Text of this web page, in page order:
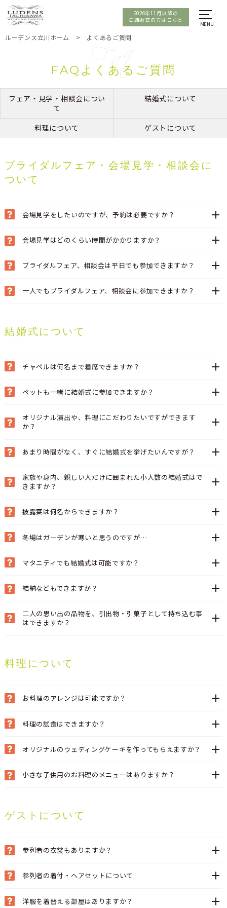
2026年11月以降の
ご結婚式の方はこちら
ルーデンス立川ホーム > よくあるご質問
FAQよくあるご質問
フェア・見学・相談会につい
て
結婚式について
料理について ゲストについて
ブライダルフェア・会場見学・相談会に
ついて
会場見学をしたいのですが、予約は必要ですか？
会場見学はどのくらい時間がかかりますか？
ブライダルフェア、相談会は平日でも参加できますか？
一人でもブライダルフェア、相談会に参加できますか？
結婚式について
チャペルは何名まで着席できますか？
ペットも一緒に結婚式に参加できますか？
オリジナル演出や、料理にこだわりたいですができます
か？
あまり時間がなく、すぐに結婚式を挙げたいんですが？
家族や身内、親しい人だけに囲まれた小人数の結婚式はで
きますか？
披露宴は何名からできますか？
冬場はガーデンが寒いと思うのですが…
マタニティでも結婚式は可能ですか？
結納などもできますか？
二人の思い出の品物を、引出物・引菓子として持ち込む事
はできますか？
料理について
お料理のアレンジは可能ですか？
料理の試食はできますか？
オリジナルのウェディングケーキを作ってもらえますか？
小さな子供用のお料理のメニューはありますか？
ゲストについて
参列者の衣裳もありますか？
参列者の着付・ヘアセットについて
洋服を着替える部屋はありますか？